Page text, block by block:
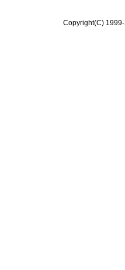
Copyright(C)